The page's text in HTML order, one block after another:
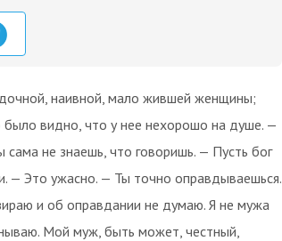
наивной, мало жившей женщины;
было видно, что у нее нехорошо на душе. —
сама не знаешь, что говоришь. — Пусть бог
— Это ужасно. — Ты точно оправдываешься.
и об оправдании не думаю. Я не мужа
Мой муж, быть может, честный,